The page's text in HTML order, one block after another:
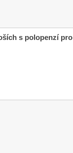
s polopenzí pro